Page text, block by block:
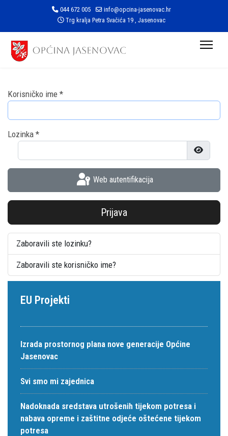
044 672 005
info@opcina-jasenovac.hr
Trg kralja Petra Svačića 19 , Jasenovac
Korisničko ime *
Lozinka *
Prikaži
Web autentifikacija
Prijava
Zaboravili ste lozinku?
Zaboravili ste korisničko ime?
EU Projekti
Izrada prostornog plana nove generacije Općine
Jasenovac
Svi smo mi zajednica
Nadoknada sredstava utrošenih tijekom potresa i
nabava opreme i zaštitne odjeće oštećene tijekom
potresa